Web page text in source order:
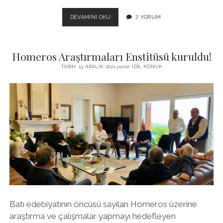
DEVAMINI OKU CEVAT
ÇAPAN
7 YORUM
Homeros Araştırmaları Enstitüsü kuruldu!
TARIH: 13 ARALIK 2021yazar: IDIL KONUK
Batı edebiyatının öncüsü sayılan Homeros üzerine
araştırma ve çalışmalar yapmayı hedefleyen